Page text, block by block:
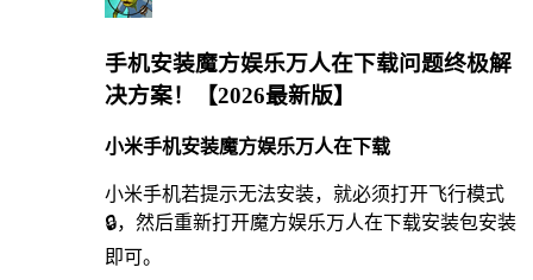
手机安装魔方娱乐万人在下载问题终极解
决方案！【2026最新版】
小米手机安装魔方娱乐万人在下载
小米手机若提示无法安装，就必须打开飞行模式
🔒，然后重新打开魔方娱乐万人在下载安装包安装
即可。